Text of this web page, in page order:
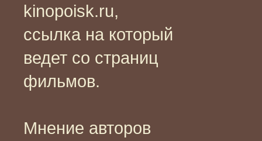
kinopoisk.ru,
ссылка на который
ведет со страниц
фильмов.
Мнение авторов